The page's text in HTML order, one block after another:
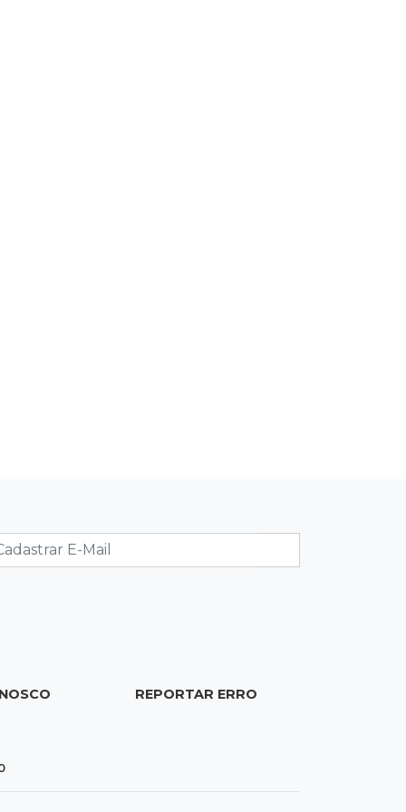
processos parados há mais de 900
dias
REPORTAR ERRO